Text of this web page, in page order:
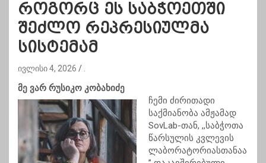
როგორც ეს საბჭოეთში
შეძლო რეპრესიულმა
სისტემამ
ივლისი 4, 2026
მე ვარ რუსიკო კობახიძე
ჩემი ძირითადი
საქმიანობა ამჟამად
SovLab-თან, ,,საბჭოთა
წარსულის კვლევის
ლაბორატორიასთანაა